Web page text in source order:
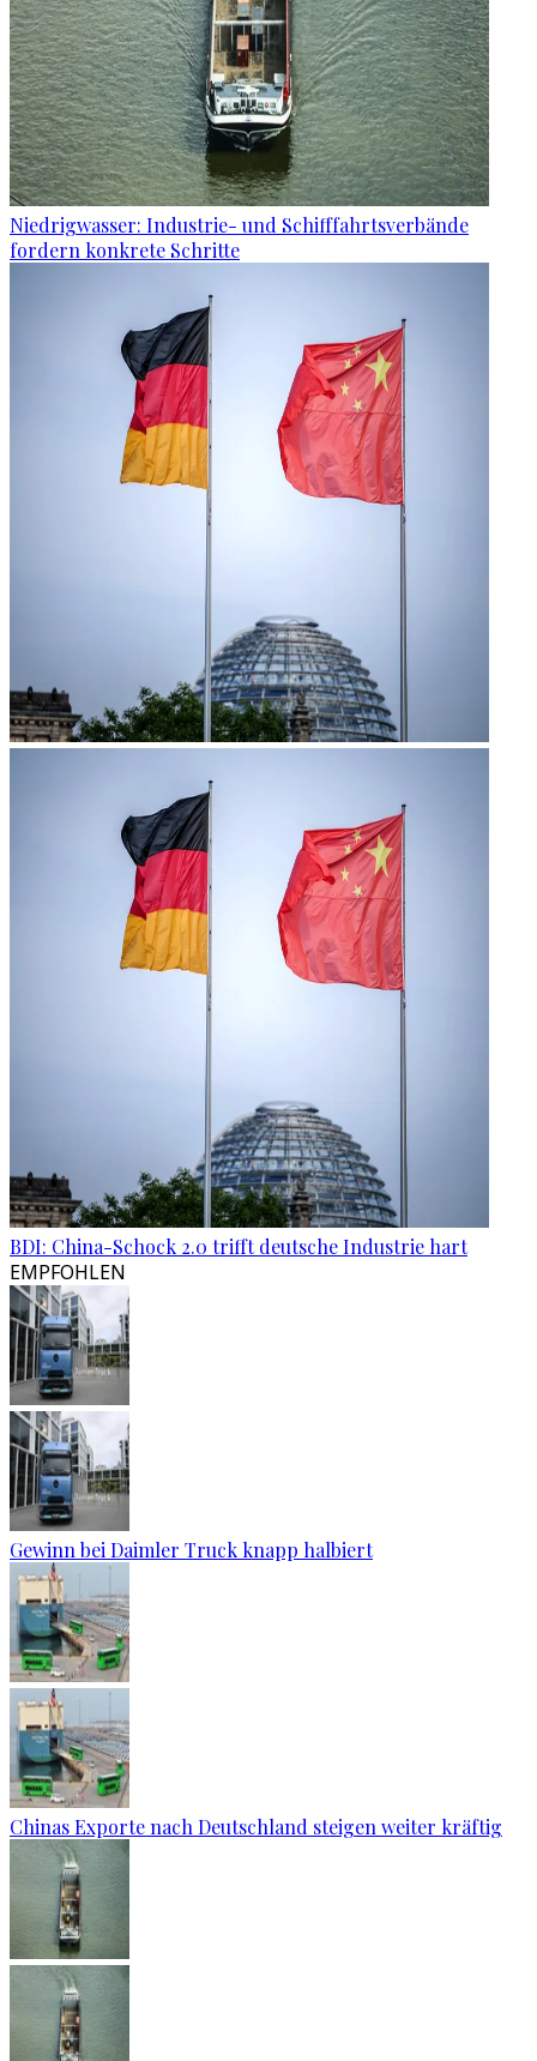
Niedrigwasser: Industrie- und Schifffahrtsverbände
fordern konkrete Schritte
BDI: China-Schock 2.0 trifft deutsche Industrie hart
EMPFOHLEN
Gewinn bei Daimler Truck knapp halbiert
Chinas Exporte nach Deutschland steigen weiter kräftig